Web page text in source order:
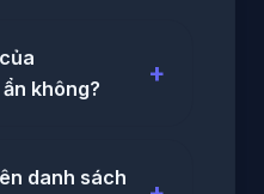
không?
danh sách